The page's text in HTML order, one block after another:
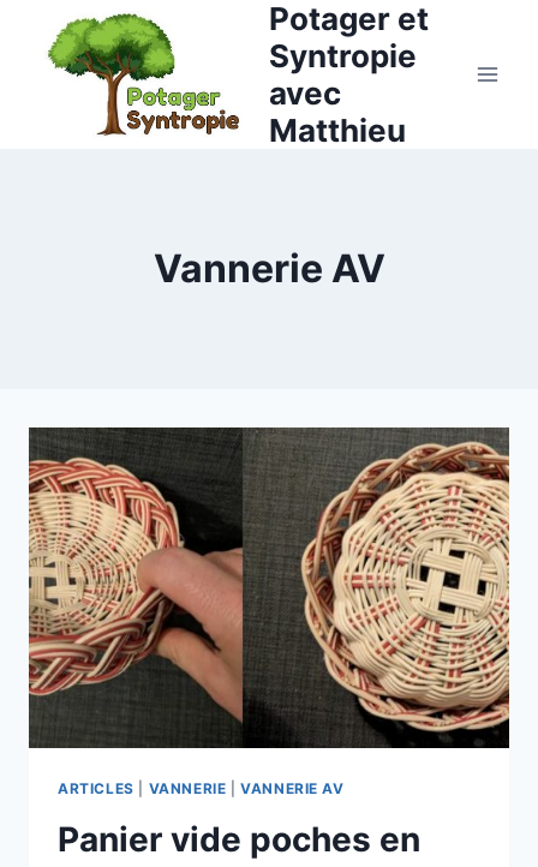
contenu
Potager et
Syntropie
avec
Matthieu
Vannerie AV
ARTICLES VANNERIE |VANNERIE AV
Panier vide poches en